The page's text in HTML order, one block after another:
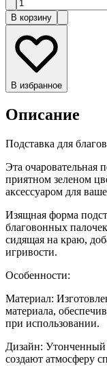
В корзину
В избранное
Описание
Подставка для
Эта очаровательная
приятном зеленом
аксессуаром для
Изящная форма
благовонных
сидящая на краю,
игривости.
Особенности:
Материал:
материала,
при использовании.
Дизайн: Утонченный
создают атмосферу